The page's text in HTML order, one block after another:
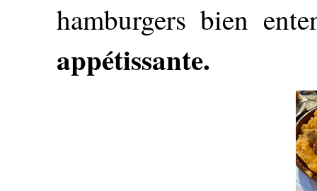
hamburgers bien
appétissante.